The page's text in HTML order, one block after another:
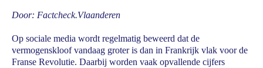
Door: Factcheck.Vlaanderen
Op sociale media wordt regelmatig beweerd dat de
vermogenskloof vandaag groter is dan in Frankrijk vlak voor de
Franse Revolutie. Daarbij worden vaak opvallende cijfers